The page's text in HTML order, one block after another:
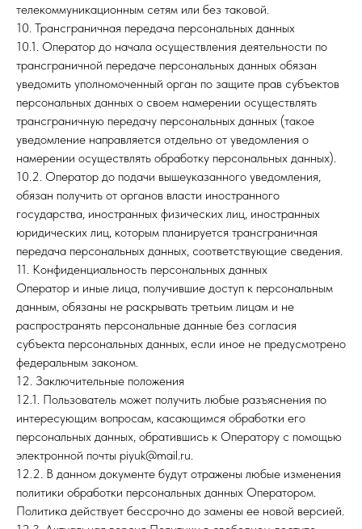
телекоммуникационным сетям или без таковой.
10. Трансграничная передача персональных данных
10.1. Оператор до начала осуществления деятельности по
трансграничной передаче персональных данных обязан
уведомить уполномоченный орган по защите прав субъектов
персональных данных о своем намерении осуществлять
трансграничную передачу персональных данных (такое
уведомление направляется отдельно от уведомления о
намерении осуществлять обработку персональных данных).
10.2. Оператор до подачи вышеуказанного уведомления,
обязан получить от органов власти иностранного
государства, иностранных физических лиц, иностранных
юридических лиц, которым планируется трансграничная
передача персональных данных, соответствующие сведения.
11. Конфиденциальность персональных данных
Оператор и иные лица, получившие доступ к персональным
данным, обязаны не раскрывать третьим лицам и не
распространять персональные данные без согласия
субъекта персональных данных, если иное не предусмотрено
федеральным законом.
12. Заключительные положения
12.1. Пользователь может получить любые разъяснения по
интересующим вопросам, касающимся обработки его
персональных данных, обратившись к Оператору с помощью
электронной почты piyuk@mail.ru.
12.2. В данном документе будут отражены любые изменения
политики обработки персональных данных Оператором.
Политика действует бессрочно до замены ее новой версией.